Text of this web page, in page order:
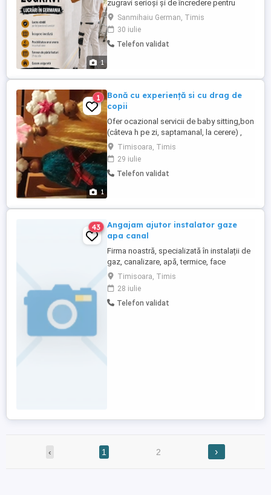
1
zugravi serioși și de încredere pentru
colaborare în Germania. Activitatea se
desfășoară pe bază de PFA activitate
independentă. Oferim lucru stabil pe tot
parcursul anului, posibilitatea începerii
Sanmihaiu German, Timis
30 iulie
Telefon validat
1
1
Bonă cu experiență si cu drag de
copii
Ofer ocazional servicii de baby sitting,bon
(câteva h pe zi, saptamanal, la cerere) ,
part time chiar,in Timișoara și împrejurimi.
Sunt o doamn cu experiență, iubitoare de
copii, dinamică, creativ . Calificat ca si
Educator-Puericultor. Ofer supraveghere,
Timisoara, Timis
29 iulie
Telefon validat
43
Angajam ajutor instalator gaze
apa canal
Firma noastră, specializată în instalații de
gaz, canalizare, apă, termice, face
angajări. Căutăm ajutor instalator cu
experiență minimă în domeniu.
Responsabilități: Efectuarea operatiilor
specifice de executie ca ajutor instalator.
Timisoara, Timis
28 iulie
Telefon validat
‹ 1 2 ›